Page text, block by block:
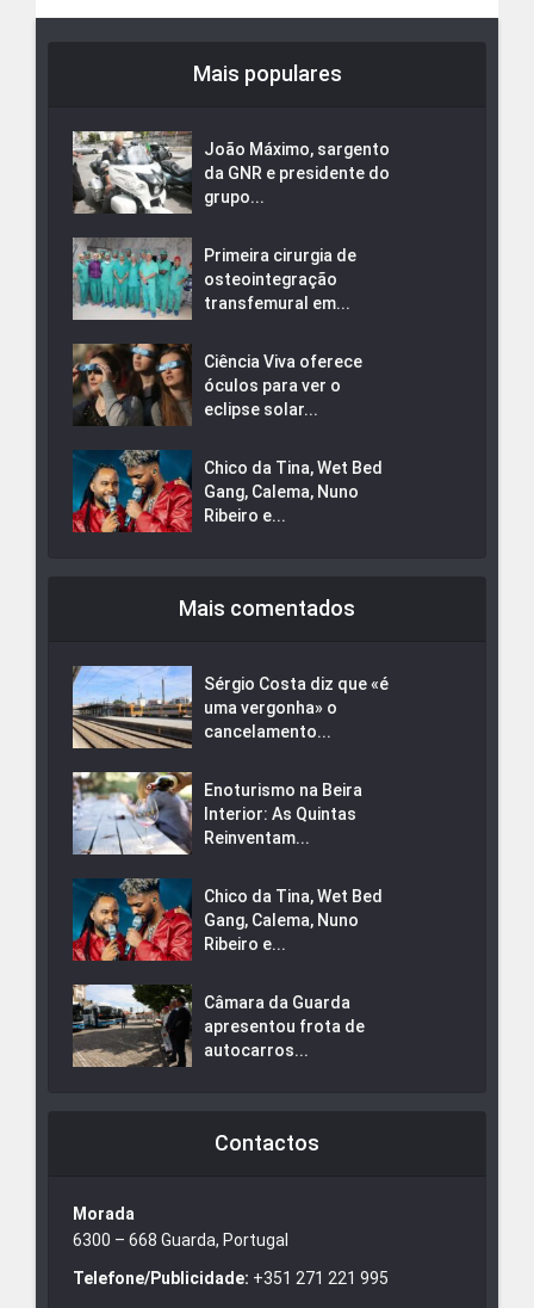
Mais populares
João Máximo, sargento
da GNR e presidente do
grupo...
Primeira cirurgia de
osteointegração
transfemural em...
Ciência Viva oferece
óculos para ver o
eclipse solar...
Chico da Tina, Wet Bed
Gang, Calema, Nuno
Ribeiro e...
Mais comentados
Sérgio Costa diz que «é
uma vergonha» o
cancelamento...
Enoturismo na Beira
Interior: As Quintas
Reinventam...
Chico da Tina, Wet Bed
Gang, Calema, Nuno
Ribeiro e...
Câmara da Guarda
apresentou frota de
autocarros...
Contactos
Morada
6300 – 668 Guarda, Portugal
Telefone/Publicidade: +351 271 221 995